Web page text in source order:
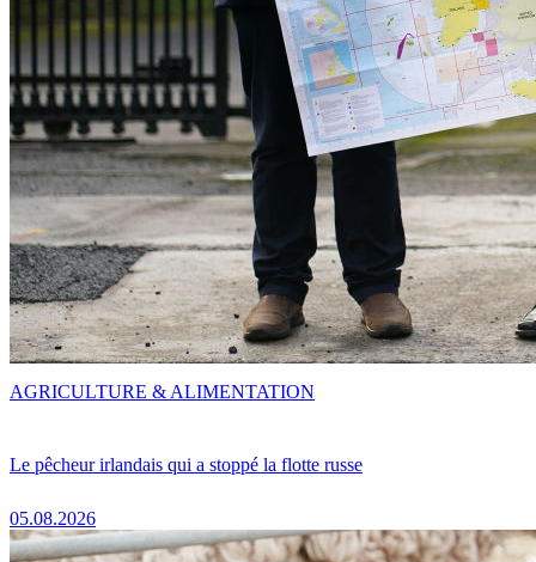
Le pêcheur irlandais qui a stoppé la flotte russe
05.08.2026
AGRICULTURE & ALIMENTATION